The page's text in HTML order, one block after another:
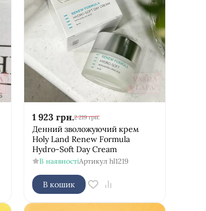
1 923 грн.2 219 грн.
Денний зволожуючий крем
Holy Land Renew Formula
Hydro-Soft Day Cream
В наявностіАртикул hl1219
В кошик